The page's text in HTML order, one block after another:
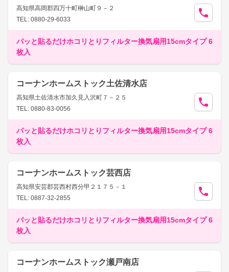
高知県高岡郡四万十町榊山町９－２
TEL: 0880-29-6033
パッと貼るだけホコリとりフィルター換気扇用15cmタイプ 6
枚入
コーナンホームストック土佐清水店
高知県土佐清水市加久見入沢町７－２５
TEL: 0880-83-0056
パッと貼るだけホコリとりフィルター換気扇用15cmタイプ 6
枚入
コーナンホームストック芸西店
高知県安芸郡芸西村西分甲２１７５－１
TEL: 0887-32-2855
パッと貼るだけホコリとりフィルター換気扇用15cmタイプ 6
枚入
コーナンホームストック瀬戸南店